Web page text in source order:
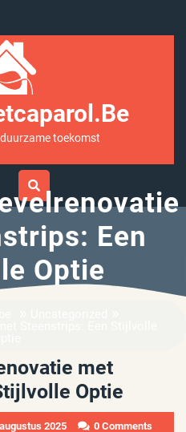
toekomst
Een
Optie
met
Optie
2025 0 Comments